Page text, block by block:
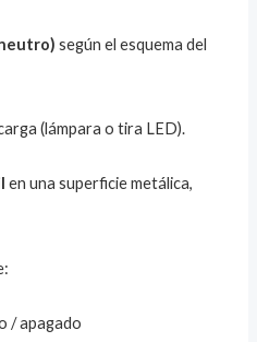
según el esquema del
(lámpara o tira LED).
en una superficie metálica,
/ apagado